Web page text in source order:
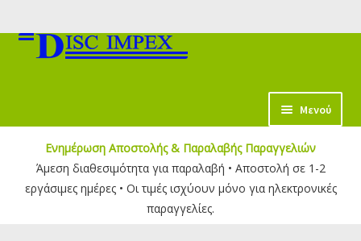
Απευθείας
μετάβαση
Μετάβαση
Μενού
Ενημέρωση Αποστολής & Παραλαβής Παραγγελιών
Άμεση διαθεσιμότητα για παραλαβή • Αποστολή σε 1-2
εργάσιμες ημέρες • Οι τιμές ισχύουν μόνο για ηλεκτρονικές
παραγγελίες.